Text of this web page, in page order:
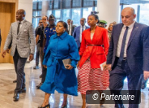
© Partenaire